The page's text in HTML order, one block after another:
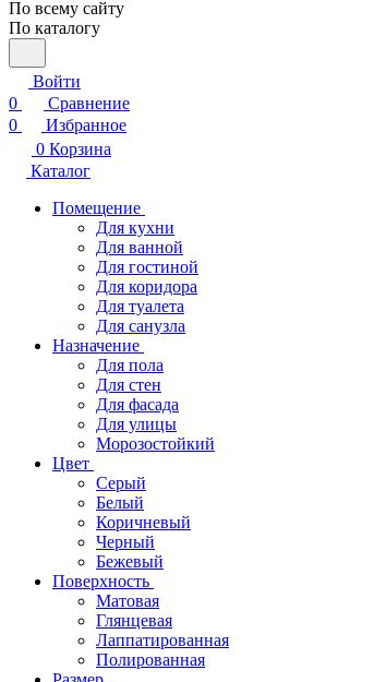
По всему сайту
По каталогу
Войти
0
Сравнение
0
Избранное
0 Корзина
Каталог
Помещение
Для кухни
Для ванной
Для гостиной
Для коридора
Для туалета
Для санузла
Назначение
Для пола
Для стен
Для фасада
Для улицы
Морозостойкий
Цвет
Серый
Белый
Коричневый
Черный
Бежевый
Поверхность
Матовая
Глянцевая
Лаппатированная
Полированная